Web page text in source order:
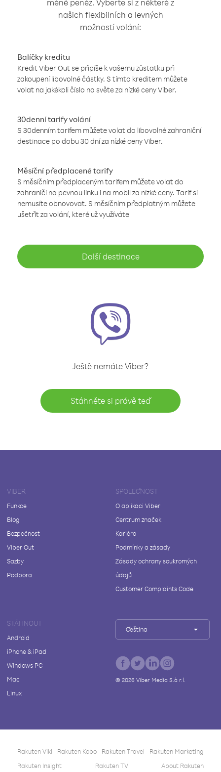
méně peněz. Vyberte si z některé z
našich flexibilních a levných
možností volání:
Balíčky kreditu
Kredit Viber Out se připíše k vašemu zůstatku při
zakoupení libovolné částky. S tímto kreditem můžete
volat na jakékoli číslo na světe za nízké ceny Viber.
30denní tarify volání
S 30denním tarifem můžete volat do libovolné zahraniční
destinace po dobu 30 dní za nízké ceny Viber.
Měsíční předplacené tarify
S měsíčním předplaceným tarifem můžete volat do
zahraničí na pevnou linku i na mobil za nízké ceny. Tarif si
nemusíte obnovovat. S měsíčním předplatným můžete
ušetřit za volání, které už využíváte
Další destinace
Ještě nemáte Viber?
Stáhněte si právě teď
VIBER
Funkce
Blog
Bezpečnost
Viber Out
Sazby
Podpora
SPOLEČNOST
O aplikaci Viber
Centrum značek
Kariéra
Podmínky a zásady
Zásady ochrany soukromých
údajů
Customer Complaints Code
STÁHNOUT
Android
iPhone & iPad
Windows PC
Mac
Linux
Čeština
© 2026Viber Media S.à r.l.
Rakuten Viki Rakuten Kobo Rakuten Travel
Rakuten Marketing
Rakuten Insight
Rakuten TV About Rakuten